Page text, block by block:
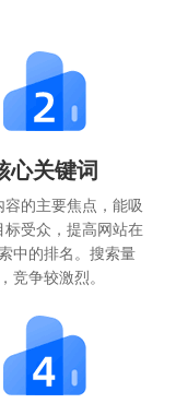
心关键词
容的主要焦点，能吸
标受众，提高网站在
中的排名。搜索量
竞争较激烈。